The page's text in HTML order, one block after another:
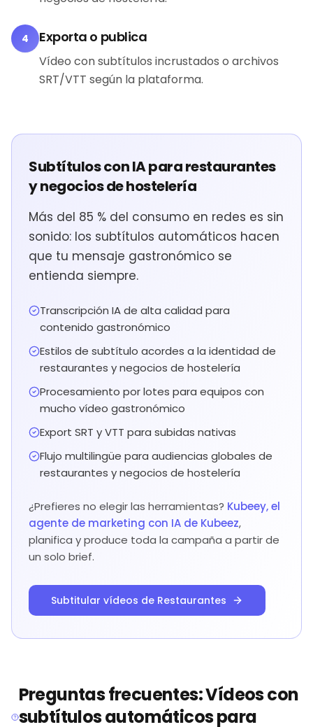
4 Exporta o publica
Vídeo con subtítulos incrustados o archivos
SRT/VTT según la plataforma.
Subtítulos con IA para restaurantes
y negocios de hostelería
Más del 85 % del consumo en redes es sin
sonido: los subtítulos automáticos hacen
que tu mensaje gastronómico se
entienda siempre.
Transcripción IA de alta calidad para
contenido gastronómico
Estilos de subtítulo acordes a la identidad de
restaurantes y negocios de hostelería
Procesamiento por lotes para equipos con
mucho vídeo gastronómico
Export SRT y VTT para subidas nativas
Flujo multilingüe para audiencias globales de
restaurantes y negocios de hostelería
¿Prefieres no elegir las herramientas? Kubeey, el
agente de marketing con IA de Kubeez,
planifica y produce toda la campaña a partir de
un solo brief.
Subtitular vídeos de Restaurantes
Preguntas frecuentes: Vídeos con
subtítulos automáticos para